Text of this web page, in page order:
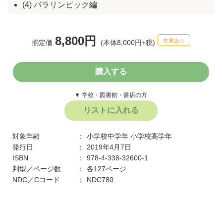
(4) パラリンピック編
揃定価 8,800円 (本体8,000円+税) 在庫あり
購入する
▼ 学校・図書館・書店の方
リストに入れる
対象年齢 小学校中学年 小学校高学年
発行日
2019年4月7日
ISBN
978-4-338-32600-1
判型／ページ数
各127ページ
NDC／Cコード
NDC780